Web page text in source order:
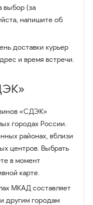
выбор (за
напишите об
доставки курьер
и время встречи.
«СДЭК»
городах России.
районах, вблизи
центров. Выбрать
в момент
карте.
МКАД составляет
другим городам